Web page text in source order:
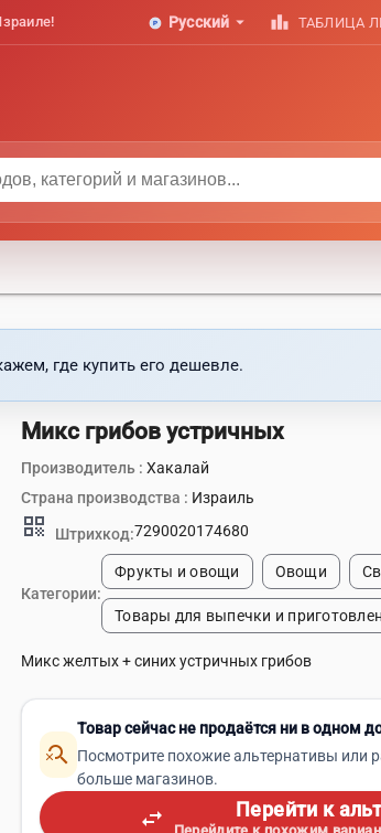
Русский arrow_drop_down leaderboard ТАБЛИЦА
где купить его дешевле.
Микс грибов устричных
Производитель :Хакалай
Страна производства : Израиль
qr_code Штрихкод:7290020174680
Категории:
Фрукты и овощи Овощи
Товары для выпечки и
Микс желтых + синих устричных грибов
search_off
Товар сейчас не продаётся ни в одном
Посмотрите похожие альтернативы или
больше магазинов.
swap_horiz Перейти к
Перейдите к похожим